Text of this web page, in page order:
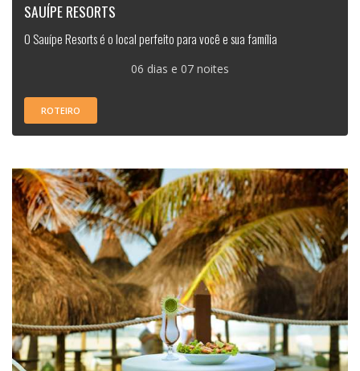
SAUÍPE RESORTS
O Sauípe Resorts é o local perfeito para você e sua família
06 dias e 07 noites
ROTEIRO